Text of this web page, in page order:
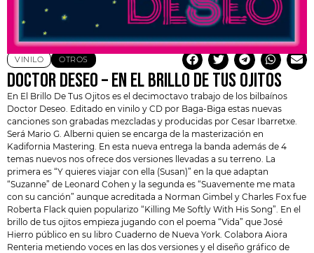
VINILO OTROS
DOCTOR DESEO – EN EL BRILLO DE TUS OJITOS
En El Brillo De Tus Ojitos es el decimoctavo trabajo de los bilbaínos
Doctor Deseo . Editado en vinilo y CD por Baga-Biga estas nuevas
canciones son grabadas mezcladas y producidas por Cesar Ibarretxe.
Será Mario G. Alberni quien se encarga de la masterización en
Kadifornia Mastering. En esta nueva entrega la banda además de 4
temas nuevos nos ofrece dos versiones llevadas a su terreno. La
primera es “Y quieres viajar con ella (Susan)” en la que adaptan
“Suzanne” de Leonard Cohen y la segunda es “Suavemente me mata
con su canción” aunque acreditada a Norman Gimbel y Charles Fox fue
Roberta Flack quien popularizo “Killing Me Softly With His Song”. En el
brillo de tus ojitos empieza jugando con el poema “Vida” que José
Hierro público en su libro Cuaderno de Nueva York. Colabora Aiora
Renteria metiendo voces en las dos versiones y el diseño gráfico de